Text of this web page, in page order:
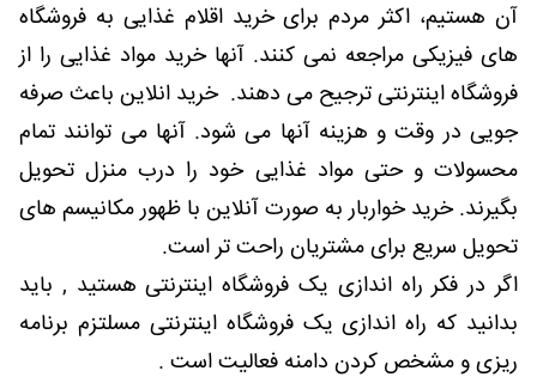
آن هستیم، اکثر مردم برای خرید اقلام غذایی به فروشگاه
های فیزیکی مراجعه نمی کنند. آنها خرید مواد غذایی را از
فروشگاه اینترنتی ترجیح می دهند. خرید انلاین باعث صرفه
جویی در وقت و هزینه آنها می شود. آنها می توانند تمام
محسولات و حتی مواد غذایی خود را درب منزل تحویل
بگیرند. خرید خواربار به صورت آنلاین با ظهور مکانیسم های
تحویل سریع برای مشتریان راحت تر است.
اگر در فکر راه اندازی یک فروشگاه اینترنتی هستید , باید
بدانید که راه اندازی یک فروشگاه اینترنتی مسلتزم برنامه
ریزی و مشخص کردن دامنه فعالیت است .